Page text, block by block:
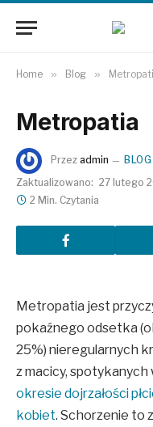
Home » Blog »
Metropatia
Przez admin BLOG
Zaktualizowano: 27 lutego
2 Min. Czytania
Metropatia jest
pokaźnego odsetka
25%) nieregularnych
z macicy, spotykanych
okresie dojrzałości
kobiet. Schorzenie to